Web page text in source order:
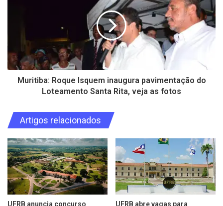
Muritiba: Roque Isquem inaugura pavimentação do
Loteamento Santa Rita, veja as fotos
Artigos relacionados
UFRB anuncia concurso
UFRB abre vagas para